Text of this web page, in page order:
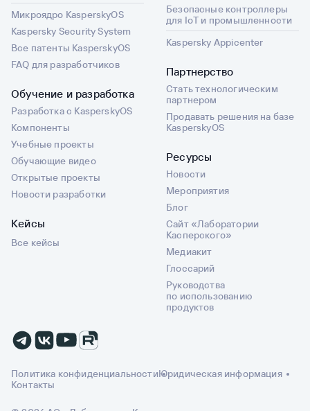
Микроядро KasperskyOS
Kaspersky Security System
Все патенты KasperskyOS
FAQ для разработчиков
Обучение и разработка
Разработка с KasperskyOS
Компоненты
Учебные проекты
Обучающие видео
Открытые проекты
Новости разработки
Кейсы
Все кейсы
Безопасные контроллеры
для IoT и промышленности
Kaspersky Appicenter
Партнерство
Стать технологическим
партнером
Продавать решения на базе
KasperskyOS
Ресурсы
Новости
Мероприятия
Блог
Сайт «Лаборатории
Касперского»
Медиакит
Глоссарий
Руководства
по использованию
продуктов
Политика конфиденциальностиЮридическая информация
Контакты